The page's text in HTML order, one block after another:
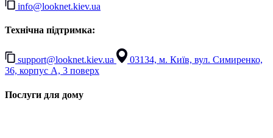
info@looknet.kiev.ua
Технічна підтримка:
support@looknet.kiev.ua
03134, м. Київ, вул. Симиренко,
36, корпус А, 3 поверх
Послуги для дому